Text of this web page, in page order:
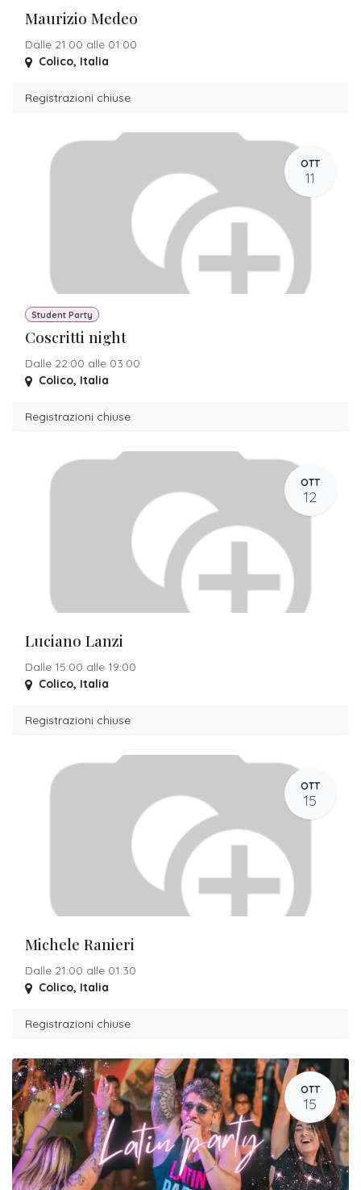
Maurizio Medeo
Dalle 21:00 alle 01:00
Colico, Italia
Registrazioni chiuse
OTT
11
Student Party
Coscritti night
Dalle 22:00 alle 03:00
Colico, Italia
Registrazioni chiuse
OTT
12
Luciano Lanzi
Dalle 15:00 alle 19:00
Colico, Italia
Registrazioni chiuse
OTT
15
Michele Ranieri
Dalle 21:00 alle 01:30
Colico, Italia
Registrazioni chiuse
OTT
15